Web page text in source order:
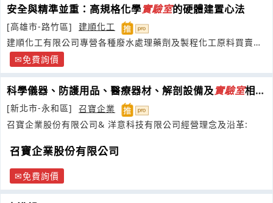
安全與精準並重：高規格化學實驗室的硬體建置心法
[高雄市-路竹區]
建順化工
建順化工有限公司專營各種廢水處理藥劑及製程化工原料買賣，
提供快速服務與優質商品
免費詢價
科學儀器、防護用品、醫療器材、解剖設備及實驗室相關
耗材
[新北市-永和區]
召寶企業
召寶企業股份有限公司& 洋意科技有限公司經營理念及沿革:
召寶企業股份有限公司
免費詢價